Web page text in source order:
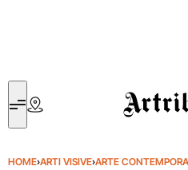
Artribune
HOME›ARTI VISIVE›ARTE